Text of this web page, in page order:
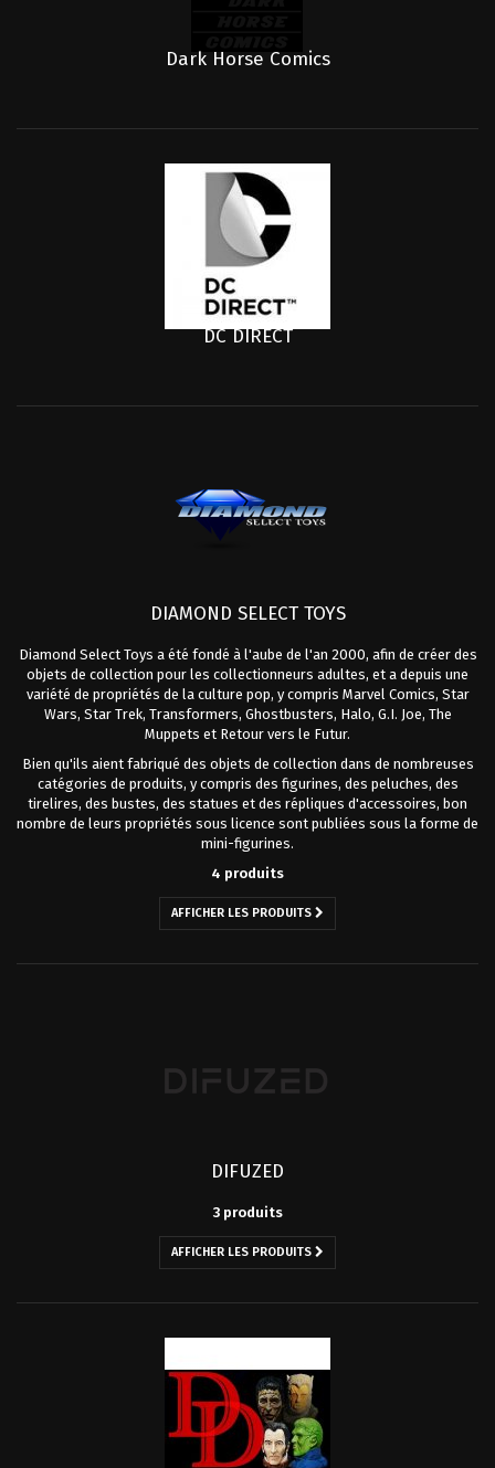
Dark Horse Comics
DC DIRECT
DIAMOND SELECT TOYS
Diamond Select Toys a été fondé à l'aube de l'an 2000, afin de créer des
objets de collection pour les collectionneurs adultes, et a depuis une
variété de propriétés de la culture pop, y compris Marvel Comics, Star
Wars, Star Trek, Transformers, Ghostbusters, Halo, G.I. Joe, The
Muppets et Retour vers le Futur.
Bien qu'ils aient fabriqué des objets de collection dans de nombreuses
catégories de produits, y compris des figurines, des peluches, des
tirelires, des bustes, des statues et des répliques d'accessoires, bon
nombre de leurs propriétés sous licence sont publiées sous la forme de
mini-figurines.
4 produits
AFFICHER LES PRODUITS
DIFUZED
3 produits
AFFICHER LES PRODUITS